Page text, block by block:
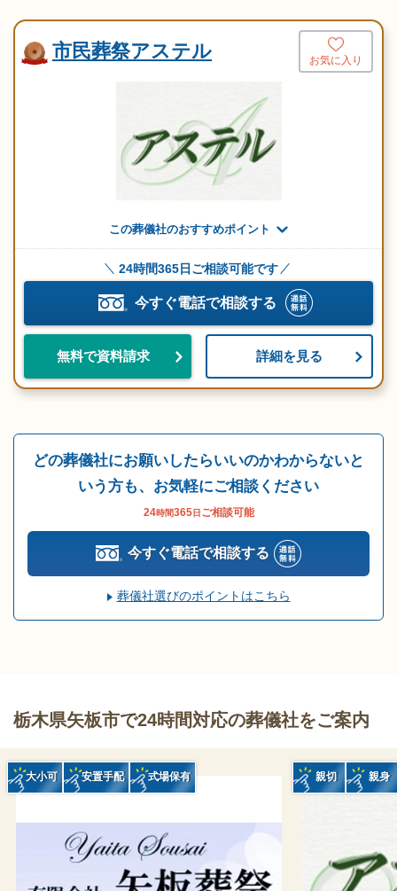
市民葬祭アステル お気に入り
この葬儀社のおすすめポイント
24時間365日ご相談可能です
今すぐ電話で相談する
無料で資料請求 詳細を見る
どの葬儀社にお願いしたらいいのかわからないと
いう方も、お気軽にご相談ください
24時間365日 ご相談可能
今すぐ電話で相談する
葬儀社選びのポイントはこちら
栃木県矢板市で24時間対応の葬儀社をご案内
大小可 安置手配 式場保有 親切 親身